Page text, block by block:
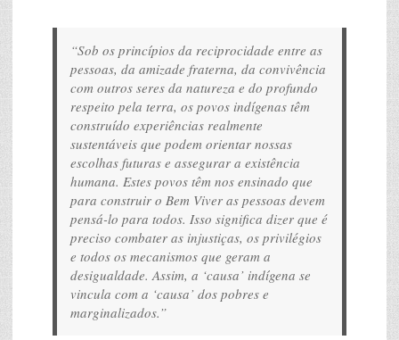
“Sob os princípios da reciprocidade entre as
pessoas, da amizade fraterna, da convivência
com outros seres da natureza e do profundo
respeito pela terra, os povos indígenas têm
construído experiências realmente
sustentáveis que podem orientar nossas
escolhas futuras e assegurar a existência
humana. Estes povos têm nos ensinado que
para construir o Bem Viver as pessoas devem
pensá-lo para todos. Isso significa dizer que é
preciso combater as injustiças, os privilégios
e todos os mecanismos que geram a
desigualdade. Assim, a ‘causa’ indígena se
vincula com a ‘causa’ dos pobres e
marginalizados.”